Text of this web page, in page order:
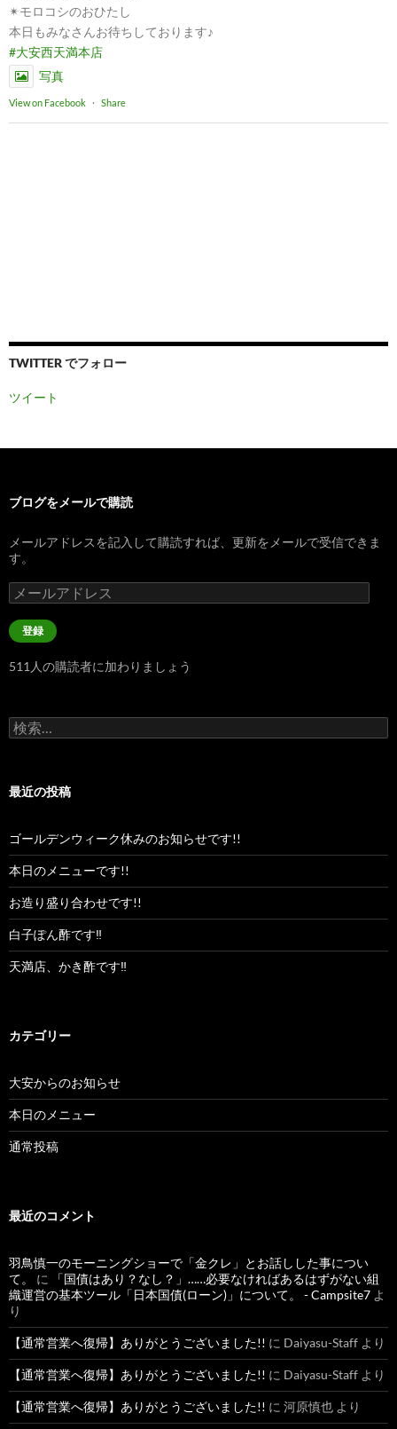
✴︎モロコシのおひたし
本日もみなさんお待ちしております♪
#大安西天満本店
写真
View on Facebook · Share
TWITTER でフォロー
ツイート
ブログをメールで購読
メールアドレスを記入して購読すれば、更新をメールで受信できま
す。
メ
ー
ル
ア
レ
登録
511人の購読者に加わりましょう
検
索:
最近の投稿
ゴールデンウィーク休みのお知らせです!!
本日のメニューです!!
お造り盛り合わせです!!
白子ぽん酢です‼︎
天満店、かき酢です‼︎
カテゴリー
大安からのお知らせ
本日のメニュー
通常投稿
最近のコメント
羽鳥慎一のモーニングショーで「金クレ」とお話しした事につい
て。
に
「国債はあり？なし？」……必要なければあるはずがない組
織運営の基本ツール「日本国債(ローン)」について。 - Campsite7 よ
り
【通常営業へ復帰】ありがとうございました!! に Daiyasu-Staff より
【通常営業へ復帰】ありがとうございました!! に Daiyasu-Staff より
【通常営業へ復帰】ありがとうございました!! に 河原慎也 より